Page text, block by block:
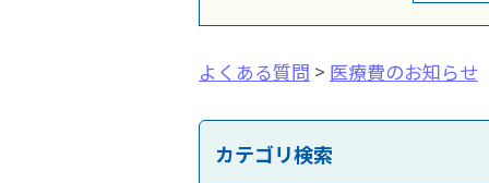
よくある質問 > 医療費のお知らせ
カテゴリ検索